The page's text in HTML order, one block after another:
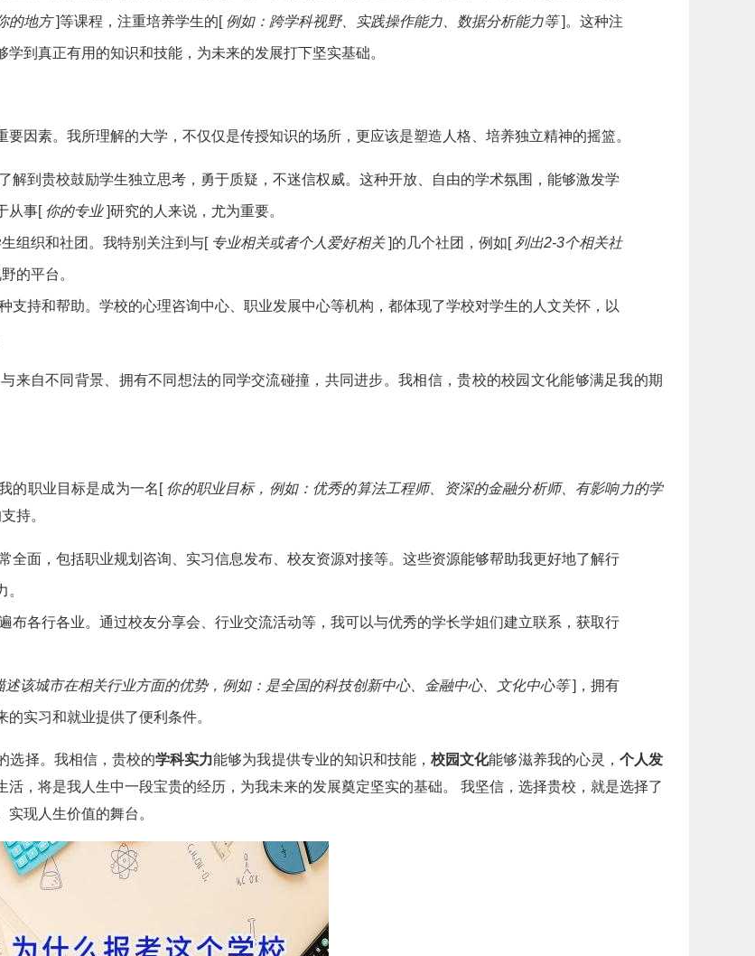
的地方]等课程，注重培养学生的[ 例如：跨学科视野、实践操作能力、数据分析能力等]。这种注
到真正有用的知识和技能，为未来的发展打下坚实基础。
因素。我所理解的大学，不仅仅是传授知识的场所，更应该是塑造人格、培养独立精神的摇篮。
解到贵校鼓励学生独立思考，勇于质疑，不迷信权威。这种开放、自由的学术氛围，能够激发学
从事[ 你的专业]研究的人来说，尤为重要。
组织和社团。我特别关注到与[ 专业相关或者个人爱好相关]的几个社团，例如[ 列出2-3个相关社
的平台。
支持和帮助。学校的心理咨询中心、职业发展中心等机构，都体现了学校对学生的人文关怀，以
来自不同背景、拥有不同想法的同学交流碰撞，共同进步。我相信，贵校的校园文化能够满足我的期
的职业目标是成为一名[ 你的职业目标，例如：优秀的算法工程师、资深的金融分析师、有影响力的学
持。
全面，包括职业规划咨询、实习信息发布、校友资源对接等。这些资源能够帮助我更好地了解行
布各行各业。通过校友分享会、行业交流活动等，我可以与优秀的学长学姐们建立联系，获取行
述该城市在相关行业方面的优势，例如：是全国的科技创新中心、金融中心、文化中心等]，拥有
实习和就业提供了便利条件。
选择。我相信，贵校的学科实力能够为我提供专业的知识和技能，校园文化能够滋养我的心灵， 个人发
，将是我人生中一段宝贵的经历，为我未来的发展奠定坚实的基础。 我坚信，选择贵校，就是选择了
现人生价值的舞台。